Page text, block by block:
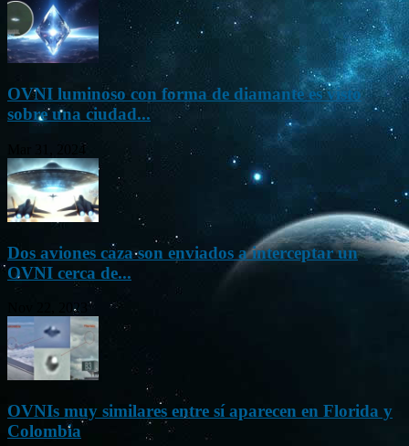
OVNI luminoso con forma de diamante es visto
sobre una ciudad...
Mar 31, 2024
Dos aviones caza son enviados a interceptar un
OVNI cerca de...
Nov 22, 2023
OVNIs muy similares entre sí aparecen en Florida y
Colombia